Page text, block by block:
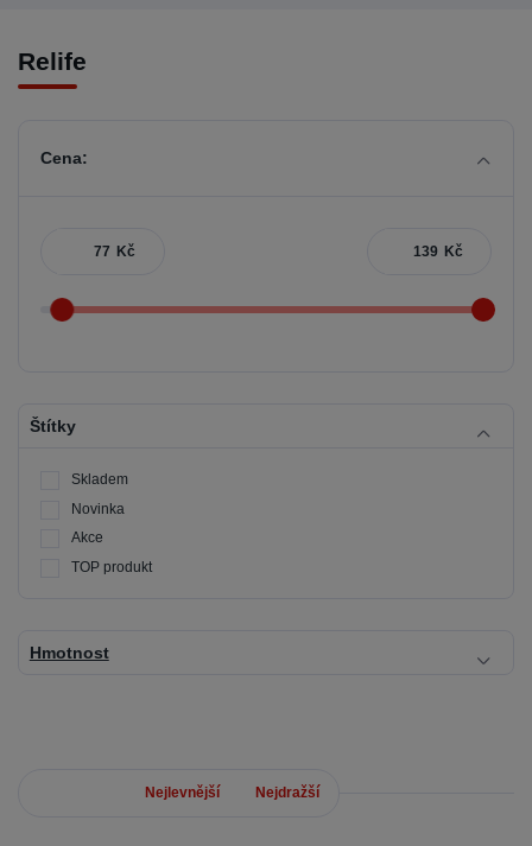
Relife
Cena:
Kč Kč
Štítky
Skladem
Novinka
Akce
TOP produkt
Hmotnost
Nejlevnější Nejdražší